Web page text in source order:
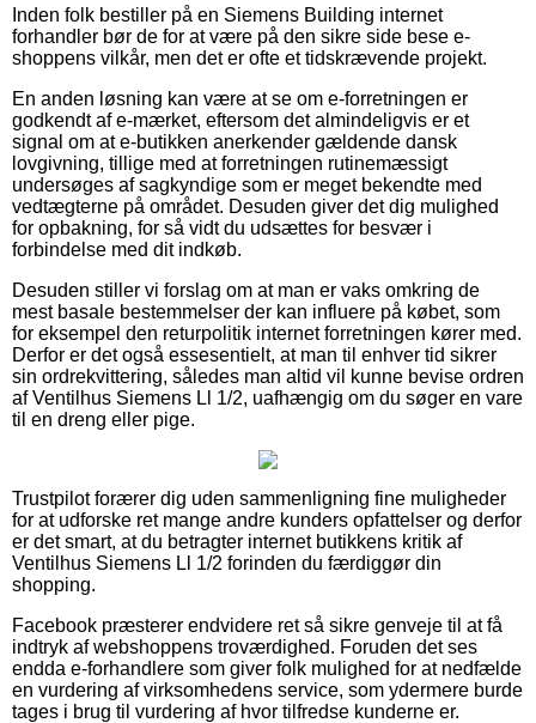
Inden folk bestiller på en Siemens Building internet
forhandler bør de for at være på den sikre side bese e-
shoppens vilkår, men det er ofte et tidskrævende projekt.
En anden løsning kan være at se om e-forretningen er
godkendt af e-mærket, eftersom det almindeligvis er et
signal om at e-butikken anerkender gældende dansk
lovgivning, tillige med at forretningen rutinemæssigt
undersøges af sagkyndige som er meget bekendte med
vedtægterne på området. Desuden giver det dig mulighed
for opbakning, for så vidt du udsættes for besvær i
forbindelse med dit indkøb.
Desuden stiller vi forslag om at man er vaks omkring de
mest basale bestemmelser der kan influere på købet, som
for eksempel den returpolitik internet forretningen kører med.
Derfor er det også essesentielt, at man til enhver tid sikrer
sin ordrekvittering, således man altid vil kunne bevise ordren
af Ventilhus Siemens Ll 1/2, uafhængig om du søger en vare
til en dreng eller pige.
Trustpilot forærer dig uden sammenligning fine muligheder
for at udforske ret mange andre kunders opfattelser og derfor
er det smart, at du betragter internet butikkens kritik af
Ventilhus Siemens Ll 1/2 forinden du færdiggør din
shopping.
Facebook præsterer endvidere ret så sikre genveje til at få
indtryk af webshoppens troværdighed. Foruden det ses
endda e-forhandlere som giver folk mulighed for at nedfælde
en vurdering af virksomhedens service, som ydermere burde
tages i brug til vurdering af hvor tilfredse kunderne er.